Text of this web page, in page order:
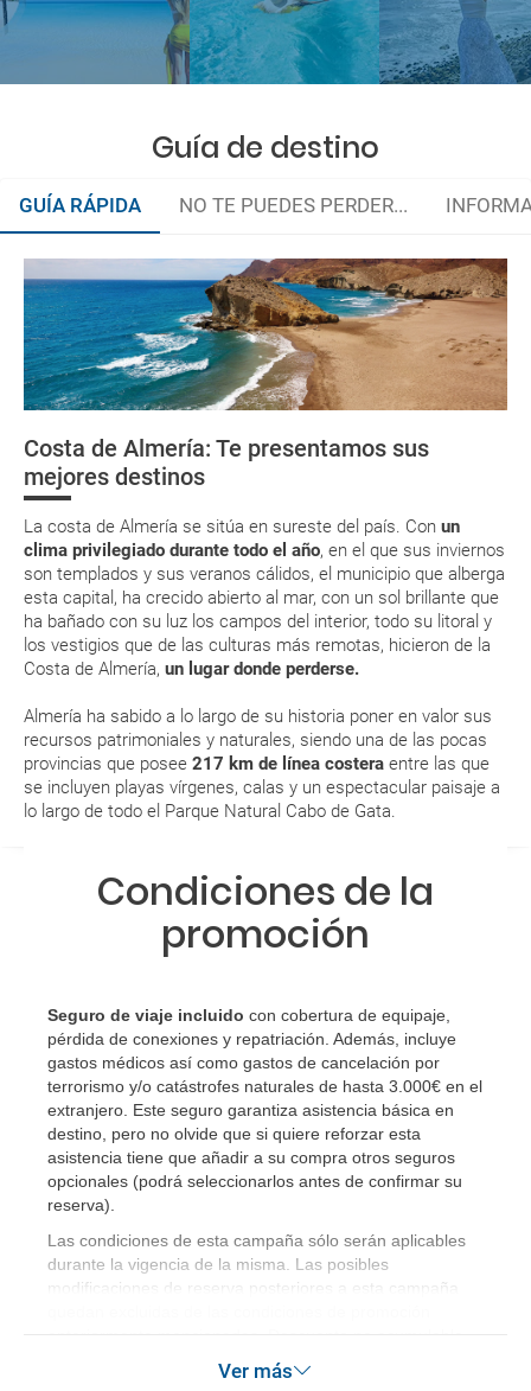
Guía de destino
GUÍA RÁPIDA NO TE PUEDES PERDER...
Costa de Almería: Te presentamos sus
mejores destinos
La costa de Almería se sitúa en sureste del país. Con un
clima privilegiado durante todo el año, en el que sus inviernos
son templados y sus veranos cálidos, el municipio que alberga
esta capital, ha crecido abierto al mar, con un sol brillante que
ha bañado con su luz los campos del interior, todo su litoral y
los vestigios que de las culturas más remotas, hicieron de la
Costa de Almería, un lugar donde perderse.
Almería ha sabido a lo largo de su historia poner en valor sus
recursos patrimoniales y naturales, siendo una de las pocas
provincias que posee 217 km de línea costera entre las que
se incluyen playas vírgenes, calas y un espectacular paisaje a
lo largo de todo el Parque Natural Cabo de Gata.
Desierto de
Tabernas
Castillo de
Geoda de
Organiza tu viaje
¿Cómo llegar?
¿Dónde alojarse?
Agenda Cultural
Asistencia sanitaria
Teléfonos de interés
La documentación de tu reserva te será enviada por mail en el
momento que el pago de la reserva esté realizado completamente.
Respecto a las tarjetas de embarque, casi todas las compañías aéreas
tienen ya todos sus billetes electrónicos por lo que podrás obtenerlas
in por su web.
Eso sí, deberás estar atento si viajas con una compañía low cost, debido
a que muchas de ellas exigen la presentación de la tarjeta de embarque
(que deberás realizar a través de su web) para que no te carguen un
suplemento extra en el mismo aeropuerto.
En caso de tener que enviarte la documentación de un paquete
vacacional (Caribe, circuitos, tours...) te enviaremos la documentación
de tu reserva alrededor de 10 días antes de salida, la cual deberás
imprimir y llevar contigo en el viaje.
Esta documentación te será requerida en el mostrador de la compañía
MODIFICACIÓN ó CANCELACIÓN ¿Puedo anular o
modificar una reserva del viaje? ¿Qué gastos puede
generar una anulación o modificación del viaje?
¿Qué caducidad debe tener mi pasaporte para ir
RESERVAR ¿Cómo puedo reservar un viaje de
paquete vacacional en la página web?
Al realizar la reserva, uno de los servicios ha
quedado de pendiente de confirmación ¿Cómo
sabré si se confirma el viaje?
¿Cómo sé si hay plazas disponibles en el viaje que
quiero al hacer mi solicitud de reserva?
Condiciones de la
promoción
Seguro de viaje incluido con cobertura de equipaje,
pérdida de conexiones y repatriación. Además, incluye
gastos médicos así como gastos de cancelación por
terrorismo y/o catástrofes naturales de hasta 3.000€ en el
extranjero. Este seguro garantiza asistencia básica en
destino, pero no olvide que si quiere reforzar esta
asistencia tiene que añadir a su compra otros seguros
opcionales (podrá seleccionarlos antes de confirmar su
reserva)
Las condiciones de esta campaña sólo serán aplicables
durante la vigencia de la misma. Las posibles
modificaciones de reserva posteriores a esta campaña
Ver más